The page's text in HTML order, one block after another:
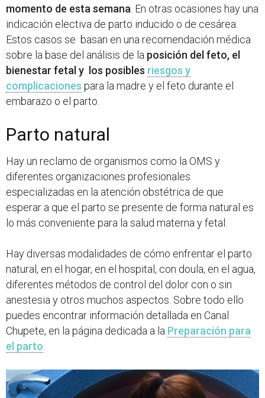
momento de esta semana . En otras ocasiones hay una
indicación electiva de parto inducido o de cesárea.
Estos casos se basan en una recomendación médica
sobre la base del análisis de la posición del feto, el
bienestar fetal y los posibles riesgos y
complicaciones para la madre y el feto durante el
embarazo o el parto.
Parto natural
Hay un reclamo de organismos como la OMS y
diferentes organizaciones profesionales
especializadas en la atención obstétrica de que
esperar a que el parto se presente de forma natural es
lo más conveniente para la salud materna y fetal.
Hay diversas modalidades de cómo enfrentar el parto
natural, en el hogar, en el hospital, con doula, en el agua,
diferentes métodos de control del dolor con o sin
anestesia y otros muchos aspectos. Sobre todo ello
puedes encontrar información detallada en Canal
Chupete, en la página dedicada a la Preparación para
el parto.